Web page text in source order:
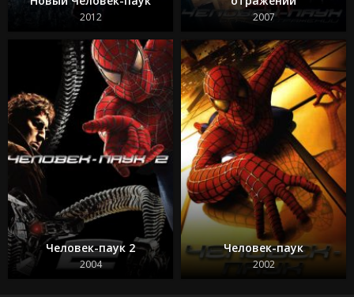
2012 2007
Человек-паук 2
2004
Человек-паук
2002